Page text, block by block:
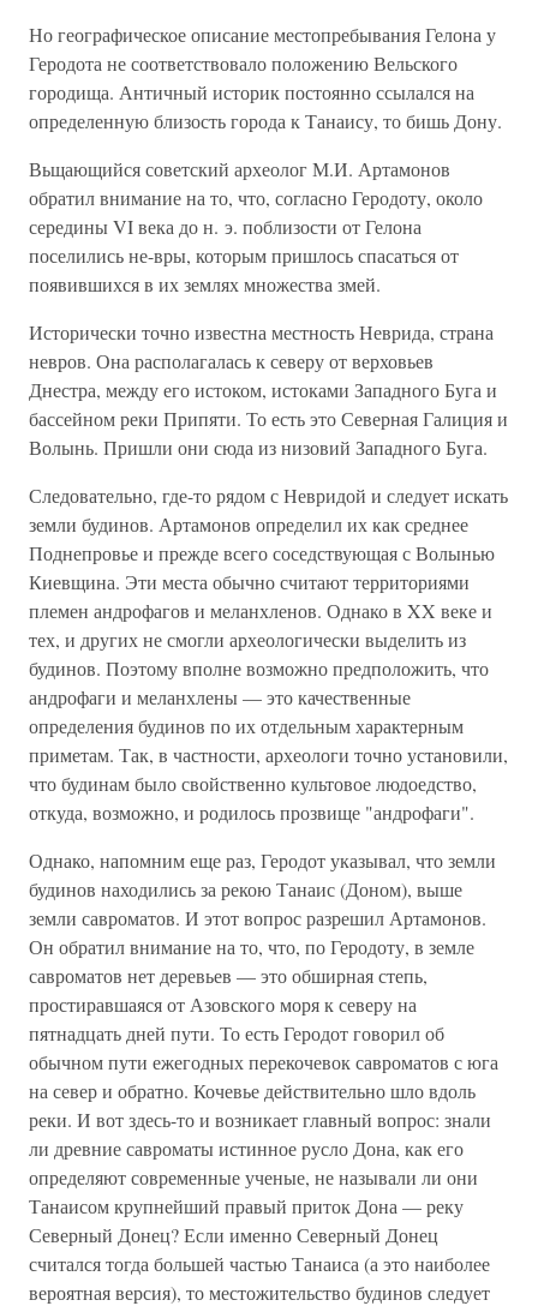
Но географическое описание местопребывания Гелона у
Геродота не соответствовало положению Вельского
городища. Античный историк постоянно ссылался на
определенную близость города к Танаису, то бишь Дону.
Вьщающийся советский археолог М.И. Артамонов
обратил внимание на то, что, согласно Геродоту, около
середины VI века до н. э. поблизости от Гелона
поселились не-вры, которым пришлось спасаться от
появившихся в их землях множества змей.
Исторически точно известна местность Неврида, страна
невров. Она располагалась к северу от верховьев
Днестра, между его истоком, истоками Западного Буга и
бассейном реки Припяти. То есть это Северная Галиция и
Волынь. Пришли они сюда из низовий Западного Буга.
Следовательно, где-то рядом с Невридой и следует искать
земли будинов. Артамонов определил их как среднее
Поднепровье и прежде всего соседствующая с Волынью
Киевщина. Эти места обычно считают территориями
племен андрофагов и меланхленов. Однако в XX веке и
тех, и других не смогли археологически выделить из
будинов. Поэтому вполне возможно предположить, что
андрофаги и меланхлены — это качественные
определения будинов по их отдельным характерным
приметам. Так, в частности, археологи точно установили,
что будинам было свойственно культовое людоедство,
откуда, возможно, и родилось прозвище "андрофаги".
Однако, напомним еще раз, Геродот указывал, что земли
будинов находились за рекою Танаис (Доном), выше
земли савроматов. И этот вопрос разрешил Артамонов.
Он обратил внимание на то, что, по Геродоту, в земле
савроматов нет деревьев — это обширная степь,
простиравшаяся от Азовского моря к северу на
пятнадцать дней пути. То есть Геродот говорил об
обычном пути ежегодных перекочевок савроматов с юга
на север и обратно. Кочевье действительно шло вдоль
реки. И вот здесь-то и возникает главный вопрос: знали
ли древние савроматы истинное русло Дона, как его
определяют современные ученые, не называли ли они
Танаисом крупнейший правый приток Дона — реку
Северный Донец? Если именно Северный Донец
считался тогда большей частью Танаиса (а это наиболее
вероятная версия), то местожительство будинов следует